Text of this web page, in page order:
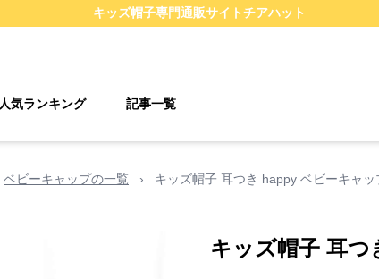
キッズ帽子専門通販サイトチアハット
人気ランキング 記事一覧
ベビーキャップの一覧 › キッズ帽子 耳つき happy ベビーキャッ
キッズ帽子 耳